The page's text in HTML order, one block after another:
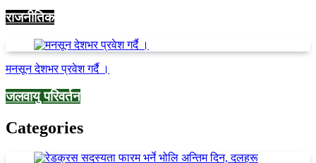
राजनीतिक
मनसून देशभर प्रवेश गर्दै ।
जलवायु परिवर्तन
Categories